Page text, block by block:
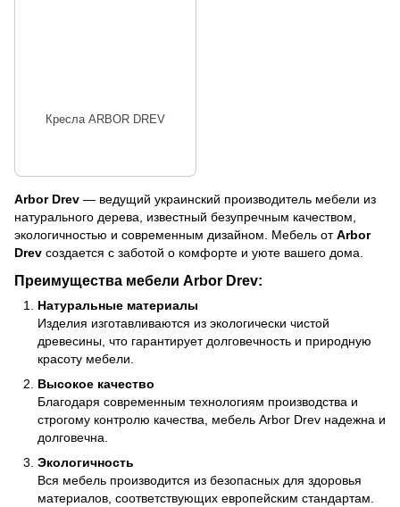
Arbor Drev — ведущий украинский производитель мебели из
натурального дерева, известный безупречным качеством,
экологичностью и современным дизайном. Мебель отArbor
Drev создается с заботой о комфорте и уюте вашего дома.
Преимущества мебели Arbor Drev:
Натуральные материалы
Изделия изготавливаются из экологически чистой
древесины, что гарантирует долговечность и природную
красоту мебели.
Высокое качество
Благодаря современным технологиям производства и
строгому контролю качества, мебель Arbor Drev надежна и
долговечна.
Экологичность
Вся мебель производится из безопасных для здоровья
материалов, соответствующих европейским стандартам.
Кресла ARBOR DREV